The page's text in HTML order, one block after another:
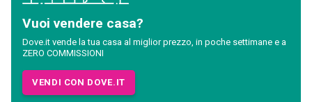
Vuoi vendere casa?
Dove.it vende la tua casa al miglior prezzo, in poche settimane e a
ZERO COMMISSIONI
VENDI CON DOVE.IT